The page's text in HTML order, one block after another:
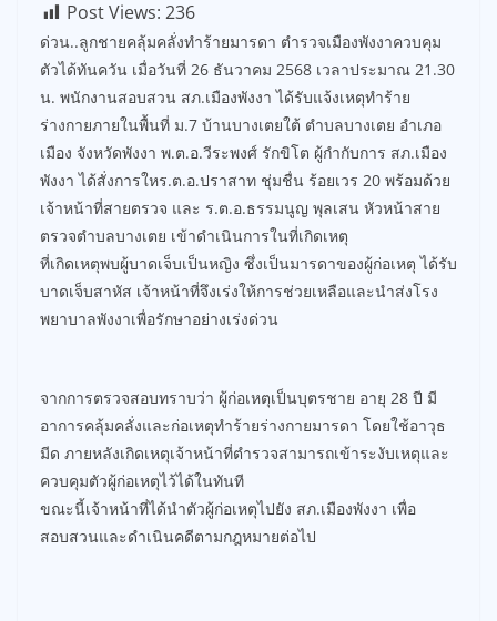
Post Views: 236
ด่วน..ลูกชายคลุ้มคลั่งทำร้ายมารดา ตำรวจเมืองพังงาควบคุม
ตัวได้ทันควัน เมื่อวันที่ 26 ธันวาคม 2568 เวลาประมาณ 21.30
น. พนักงานสอบสวน สภ.เมืองพังงา ได้รับแจ้งเหตุทำร้าย
ร่างกายภายในพื้นที่ ม.7 บ้านบางเตยใต้ ตำบลบางเตย อำเภอ
เมือง จังหวัดพังงา พ.ต.อ.วีระพงศ์ รักขิโต ผู้กำกับการ สภ.เมือง
พังงา ได้สั่งการใหร.ต.อ.ปราสาท ชุ่มชื่น ร้อยเวร 20 พร้อมด้วย
เจ้าหน้าที่สายตรวจ และ ร.ต.อ.ธรรมนูญ พุลเสน หัวหน้าสาย
ตรวจตำบลบางเตย เข้าดำเนินการในที่เกิดเหตุ
ที่เกิดเหตุพบผู้บาดเจ็บเป็นหญิง ซึ่งเป็นมารดาของผู้ก่อเหตุ ได้รับ
บาดเจ็บสาหัส เจ้าหน้าที่จึงเร่งให้การช่วยเหลือและนำส่งโรง
พยาบาลพังงาเพื่อรักษาอย่างเร่งด่วน
จากการตรวจสอบทราบว่า ผู้ก่อเหตุเป็นบุตรชาย อายุ 28 ปี มี
อาการคลุ้มคลั่งและก่อเหตุทำร้ายร่างกายมารดา โดยใช้อาวุธ
มีด ภายหลังเกิดเหตุเจ้าหน้าที่ตำรวจสามารถเข้าระงับเหตุและ
ควบคุมตัวผู้ก่อเหตุไว้ได้ในทันที
ขณะนี้เจ้าหน้าที่ได้นำตัวผู้ก่อเหตุไปยัง สภ.เมืองพังงา เพื่อ
สอบสวนและดำเนินคดีตามกฎหมายต่อไป